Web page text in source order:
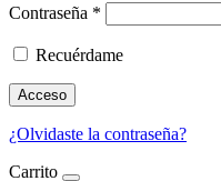
Contraseña *
Recuérdame
Acceso
¿Olvidaste la contraseña?
Carrito